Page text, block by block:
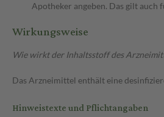
Apotheker angeben. Das gilt
Wirkungsweise
Wie wirkt der Inhaltsstoff des
Das Arzneimittel enthält eine
Hinweistexte und Pflichtangaben